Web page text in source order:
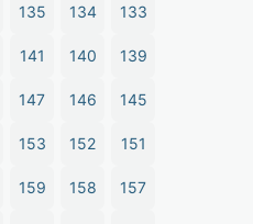
133
134
135
139
140
141
145
146
147
151
152
153
157
158
159